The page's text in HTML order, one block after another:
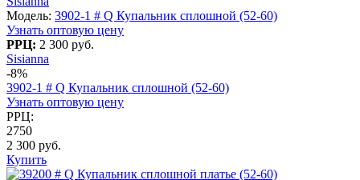
Модель: 3902-1 # Q Купальник сплошной (52-60)
Узнать оптовую цену
РРЦ: 2 300 руб.
Sisianna
-8%
3902-1 # Q Купальник сплошной (52-60)
Узнать оптовую цену
РРЦ:
2750
2 300 руб.
Купить